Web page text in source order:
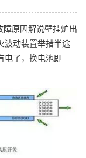
原因解说壁挂炉出
波动装置举措半途
电了，换电池即